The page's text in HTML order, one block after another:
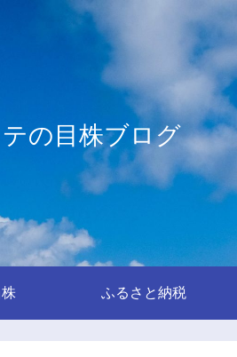
の目株ブログ
ふるさと納税